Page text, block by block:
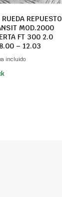
REPUESTO
MOD.2000
FT 300 2.0
– 12.03
incluido